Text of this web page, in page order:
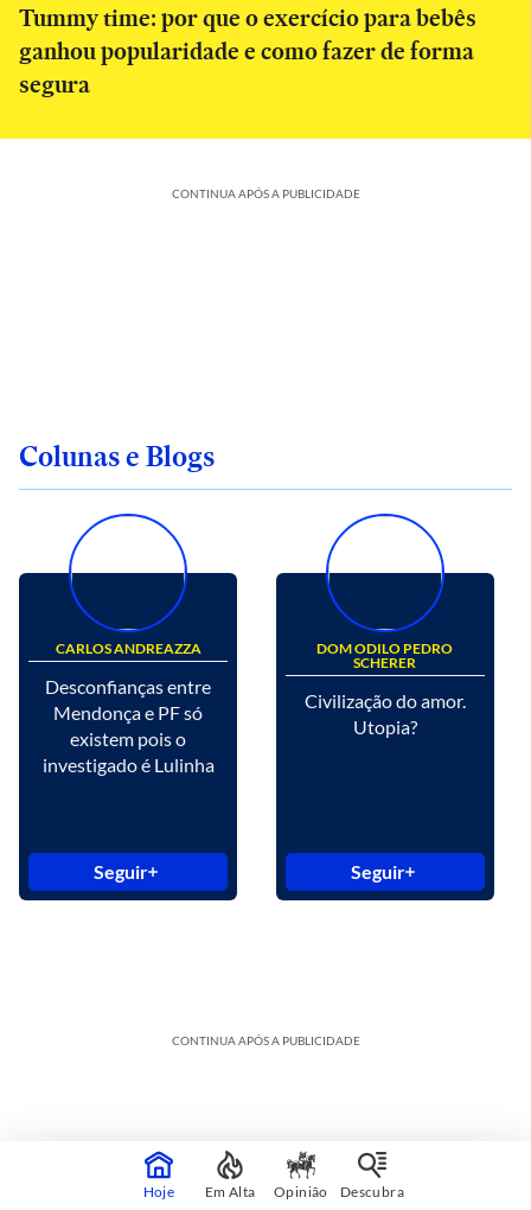
Tummy time: por que o exercício para bebês
ganhou popularidade e como fazer de forma
segura
CONTINUA APÓS A PUBLICIDADE
Colunas e Blogs
CARLOS ANDREAZZA
Desconfianças entre
Mendonça e PF só
existem pois o
investigado é Lulinha
Seguir
DOM ODILO PEDRO
SCHERER
Civilização do amor.
Utopia?
Seguir
CONTINUA APÓS A PUBLICIDADE
Hoje Em Alta Opinião Descubra